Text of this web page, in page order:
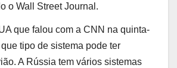
o Wall Street Journal.
que falou com a CNN na quinta-
tipo de sistema pode ter
A Rússia tem vários sistemas